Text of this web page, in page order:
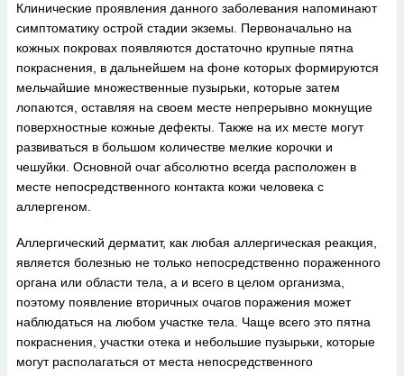
Клинические проявления данного заболевания напоминают
симптоматику острой стадии экземы. Первоначально на
кожных покровах появляются достаточно крупные пятна
покраснения, в дальнейшем на фоне которых формируются
мельчайшие множественные пузырьки, которые затем
лопаются, оставляя на своем месте непрерывно мокнущие
поверхностные кожные дефекты. Также на их месте могут
развиваться в большом количестве мелкие корочки и
чешуйки. Основной очаг абсолютно всегда расположен в
месте непосредственного контакта кожи человека с
аллергеном.
Аллергический дерматит, как любая аллергическая реакция,
является болезнью не только непосредственно пораженного
органа или области тела, а и всего в целом организма,
поэтому появление вторичных очагов поражения может
наблюдаться на любом участке тела. Чаще всего это пятна
покраснения, участки отека и небольшие пузырьки, которые
могут располагаться от места непосредственного